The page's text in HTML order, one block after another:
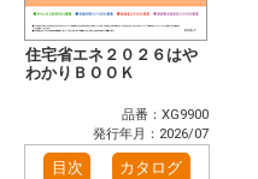
住宅省エネ２０２６はや
わかりＢＯＯＫ
品番：XG9900
発行年月：2026/07
目次 カタログ